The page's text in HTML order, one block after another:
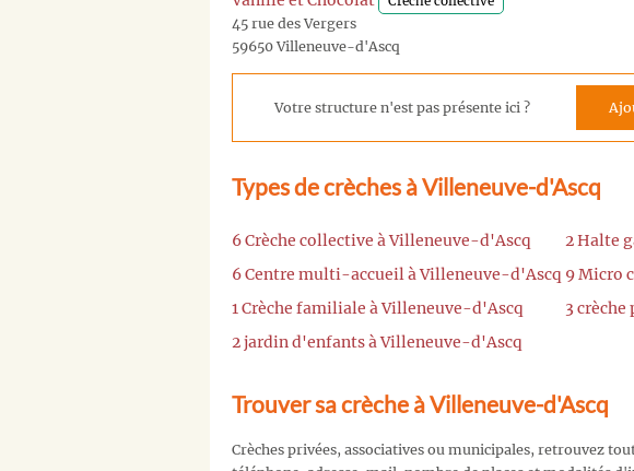
45 rue des Vergers
59650 Villeneuve-d'Ascq
Votre structure n'est pas présente ici ?
Types de crèches à Villeneuve-d'Ascq
6 Crèche collective à Villeneuve-d'Ascq
2 Halte
6 Centre multi-accueil à Villeneuve-d'Ascq 9 Micro
1 Crèche familiale à Villeneuve-d'Ascq
3
2 jardin d'enfants à Villeneuve-d'Ascq
Trouver sa crèche à Villeneuve-d'Ascq
Crèches privées, associatives ou municipales, retrouvez